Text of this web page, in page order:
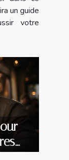
un guide
votre